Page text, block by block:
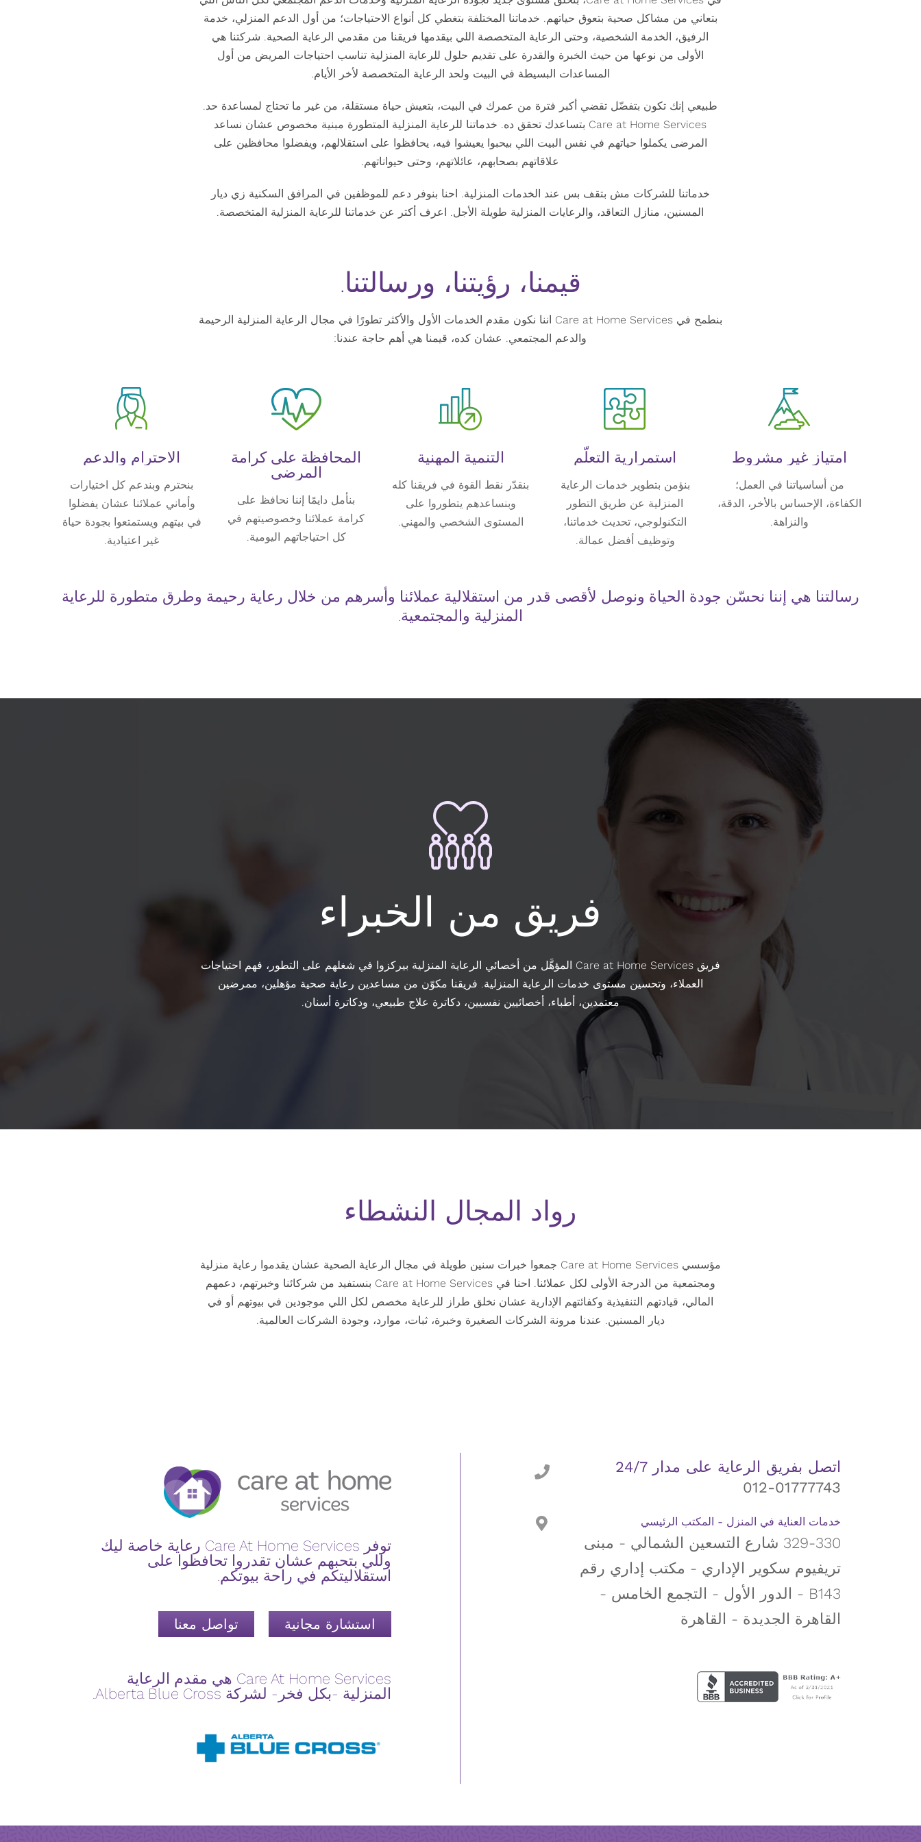
بتعاني من مشاكل صحية بتعوق حياتهم. خدماتنا المختلفة بتغطي كل أنواع الاحتياجات؛ من أول الدعم المنزلي، خدمة
الرفيق، الخدمة الشخصية، وحتى الرعاية المتخصصة اللي بيقدمها فريقنا من مقدمي الرعاية الصحية. شركتنا هي
الأولى من نوعها من حيث الخبرة والقدرة على تقديم حلول للرعاية المنزلية تناسب احتياجات المريض من أول
المساعدات البسيطة في البيت ولحد الرعاية المتخصصة لأخر الأيام.
طبيعي إنك تكون بتفضّل تقضي أكبر فترة من عمرك في البيت، بتعيش حياة مستقلة، من غير ما تحتاج لمساعدة حد.
Care at Home Services بتساعدك تحقق ده. خدماتنا للرعاية المنزلية المتطورة مبنية مخصوص عشان نساعد
المرضى يكملوا حياتهم في نفس البيت اللي بيحبوا يعيشوا فيه، يحافظوا على استقلالهم، ويفضلوا محافظين على
علاقاتهم بصحابهم، عائلاتهم، وحتى حيواناتهم.
خدماتنا للشركات مش بتقف بس عند الخدمات المنزلية. احنا بنوفر دعم للموظفين في المرافق السكنية زي ديار
المسنين، منازل التعاقد، والرعايات المنزلية طويلة الأجل. اعرف أكتر عن خدماتنا للرعاية المنزلية المتخصصة.
قيمنا، رؤيتنا، ورسالتنا.
بنطمح في Care at Home Services اننا نكون مقدم الخدمات الأول والأكثر تطورًا في مجال الرعاية المنزلية الرحيمة
والدعم المجتمعي. عشان كده، قيمنا هي أهم حاجة عندنا:
الاحترام والدعم
بنحترم وبندعم كل اختيارات
وأماني عملائنا عشان يفضلوا
في بيتهم ويستمتعوا بجودة حياة
غير اعتيادية.
المحافظة على كرامة
المرضى
بنأمل دايمًا إننا نحافظ على
كرامة عملائنا وخصوصيتهم في
كل احتياجاتهم اليومية.
التنمية المهنية
بنقدّر نقط القوة في فريقنا كله
وبنساعدهم يتطوروا على
المستوى الشخصي والمهني.
استمرارية التعلّم
بنؤمن بتطوير خدمات الرعاية
المنزلية عن طريق التطور
التكنولوجي، تحديث خدماتنا،
وتوظيف أفضل عمالة.
امتياز غير مشروط
من أساسياتنا في العمل؛
الكفاءة، الإحساس بالأخر، الدقة،
والنزاهة.
رسالتنا هي إننا نحسّن جودة الحياة ونوصل لأقصى قدر من استقلالية عملائنا وأسرهم من خلال رعاية رحيمة وطرق متطورة للرعاية
المنزلية والمجتمعية.
فريق من الخبراء
فريق Care at Home Services المؤهَّل من أخصائي الرعاية المنزلية بيركزوا في شغلهم على التطور، فهم احتياجات
العملاء، وتحسين مستوى خدمات الرعاية المنزلية. فريقنا مكوّن من مساعدين رعاية صحية مؤهلين، ممرضين
معتمدين، أطباء، أخصائيين نفسيين، دكاترة علاج طبيعي، ودكاترة أسنان.
رواد المجال النشطاء
مؤسسي Care at Home Services جمعوا خبرات سنين طويلة في مجال الرعاية الصحية عشان يقدموا رعاية منزلية
ومجتمعية من الدرجة الأولى لكل عملائنا. احنا في Care at Home Services بنستفيد من شركائنا وخبرتهم، دعمهم
المالي، قيادتهم التنفيذية وكفائتهم الإدارية عشان نخلق طراز للرعاية مخصص لكل اللي موجودين في بيوتهم أو في
ديار المسنين. عندنا مرونة الشركات الصغيرة وخبرة، ثبات، موارد، وجودة الشركات العالمية.
توفر Care At Home Services رعاية خاصة ليك
وللي بتحبهم عشان تقدروا تحافظوا على
استقلاليتكم في راحة بيوتكم.
تواصل معنا استشارة مجانية
Care At Home Services هي مقدم الرعاية
المنزلية -بكل فخر- لشركة Alberta Blue Cross.
اتصل بفريق الرعاية على مدار 24/7
012-01777743
خدمات العناية في المنزل - المكتب الرئيسي
329-330 شارع التسعين الشمالي - مبنى
تريفيوم سكوير الإداري - مكتب إداري رقم
B143 - الدور الأول - التجمع الخامس -
القاهرة الجديدة - القاهرة